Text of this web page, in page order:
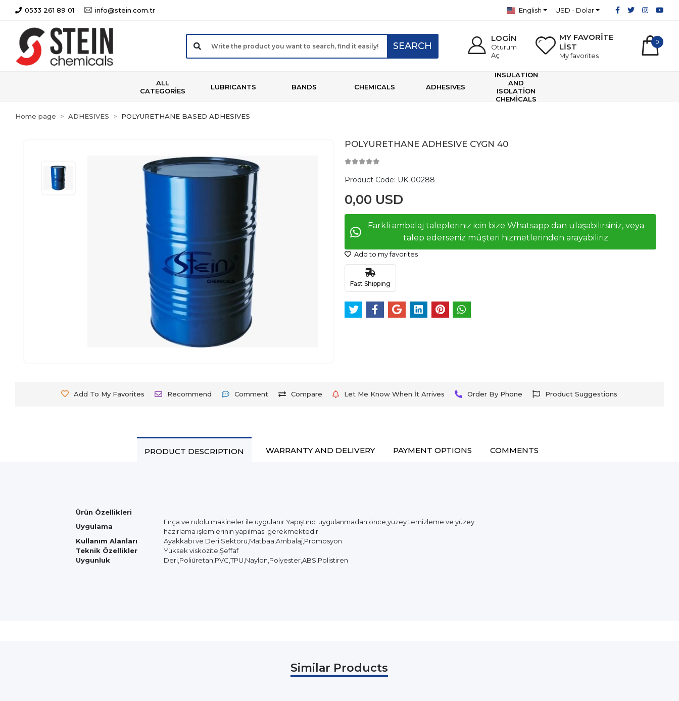
0533 261 89 01 info@stein.com.tr English USD - Dolar
SEARCH
LOGİN
Oturum
Aç
MY FAVORİTE
LİST
My favorites
0
ALL
CATEGORİES
LUBRICANTS BANDS CHEMICALS ADHESIVES
INSULATİON
AND
ISOLATİON
CHEMİCALS
Home page ADHESIVES POLYURETHANE BASED ADHESIVES
POLYURETHANE ADHESIVE CYGN 40
Product Code: UK-00288
0,00 USD
Farkli ambalaj talepleriniz icin bize Whatsapp dan ulaşabilirsiniz, veya
talep ederseniz müşteri hizmetlerinden arayabiliriz
Add to my favorites
Fast Shipping
Add To My Favorites Recommend Comment Compare Let Me Know When İt Arrives Order By Phone Product Suggestions
PRODUCT DESCRIPTION WARRANTY AND DELIVERY PAYMENT OPTIONS COMMENTS
Ürün Özellikleri
Uygulama
Fırça ve rulolu makineler ile uygulanır.Yapıştırıcı uygulanmadan önce,yüzey temizleme ve yüzey
hazırlama işlemlerinin yapılması gerekmektedir.
Kullanım Alanları
Ayakkabı ve Deri Sektörü,Matbaa,Ambalaj,Promosyon
Teknik Özellikler
Yüksek viskozite,Şeffaf
Uygunluk
Deri,Poliüretan,PVC,TPU,Naylon,Polyester,ABS,Polistiren
Similar Products